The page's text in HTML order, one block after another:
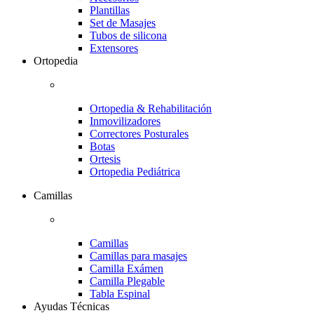
Plantillas
Set de Masajes
Tubos de silicona
Extensores
Ortopedia
Ortopedia & Rehabilitación
Inmovilizadores
Correctores Posturales
Botas
Ortesis
Ortopedia Pediátrica
Camillas
Camillas
Camillas para masajes
Camilla Exámen
Camilla Plegable
Tabla Espinal
Ayudas Técnicas